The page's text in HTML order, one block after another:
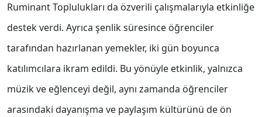
Ruminant Toplulukları da özverili çalışmalarıyla etkinliğe
destek verdi. Ayrıca şenlik süresince öğrenciler
tarafından hazırlanan yemekler, iki gün boyunca
katılımcılara ikram edildi. Bu yönüyle etkinlik, yalnızca
müzik ve eğlenceyi değil, aynı zamanda öğrenciler
arasındaki dayanışma ve paylaşım kültürünü de ön